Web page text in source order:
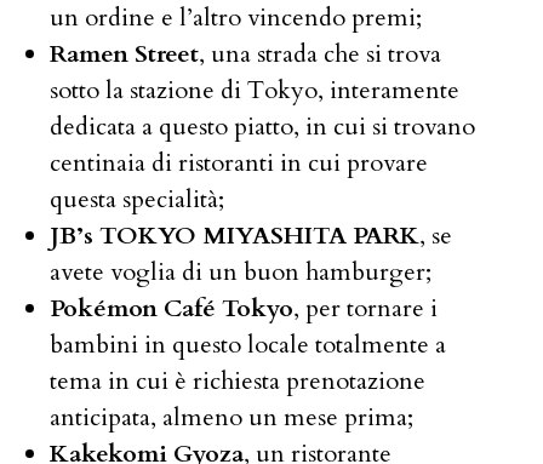
un ordine e l’altro vincendo premi;
Ramen Street, una strada che si trova
sotto la stazione di Tokyo, interamente
dedicata a questo piatto, in cui si trovano
centinaia di ristoranti in cui provare
questa specialità;
JB’s TOKYO MIYASHITA PARK, se
avete voglia di un buon hamburger;
Pokémon Café Tokyo, per tornare i
bambini in questo locale totalmente a
tema in cui è richiesta prenotazione
anticipata, almeno un mese prima;
Kakekomi Gyoza, un ristorante